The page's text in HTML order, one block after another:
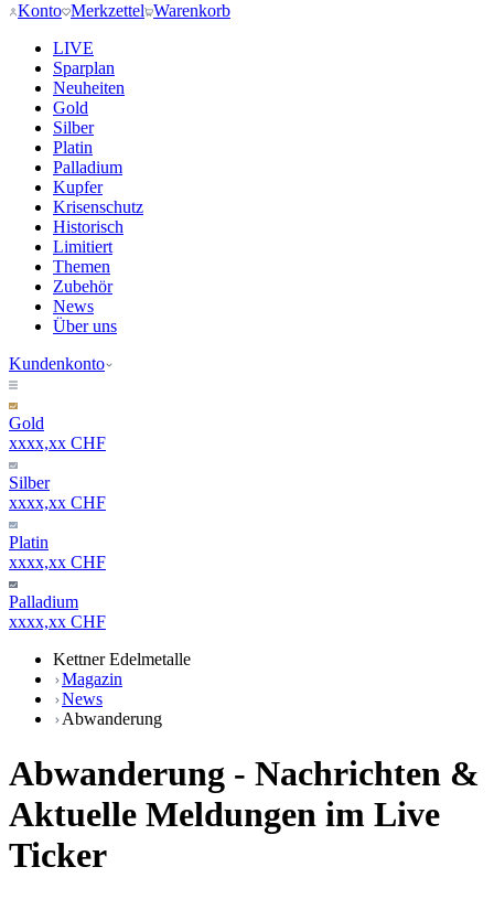
Konto Merkzettel Warenkorb
LIVE
Sparplan
Neuheiten
Gold
Silber
Platin
Palladium
Kupfer
Krisenschutz
Historisch
Limitiert
Themen
Zubehör
News
Über uns
Kundenkonto
Gold
xxxx,xx CHF
Silber
xxxx,xx CHF
Platin
xxxx,xx CHF
Palladium
xxxx,xx CHF
Kettner Edelmetalle
Magazin
News
Abwanderung
Abwanderung - Nachrichten &
Aktuelle Meldungen im Live
Ticker